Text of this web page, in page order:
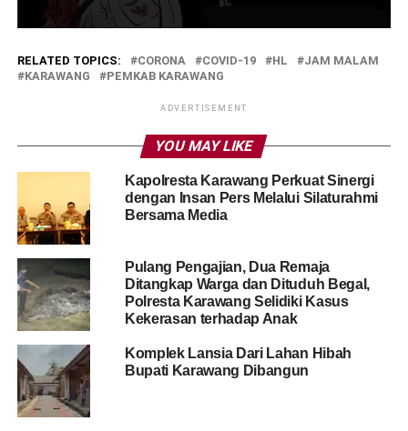
RELATED TOPICS: CORONA COVID-19 HL
JAM MALAM
KARAWANG
PEMKAB KARAWANG
ADVERTISEMENT
YOU MAY LIKE
Kapolresta Karawang Perkuat Sinergi
dengan Insan Pers Melalui Silaturahmi
Bersama Media
Pulang Pengajian, Dua Remaja
Ditangkap Warga dan Dituduh Begal,
Polresta Karawang Selidiki Kasus
Kekerasan terhadap Anak
Komplek Lansia Dari Lahan Hibah
Bupati Karawang Dibangun